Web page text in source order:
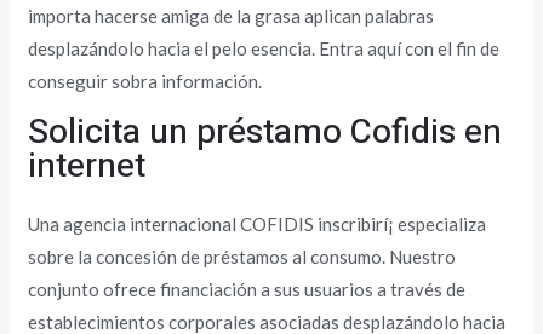
importa hacerse amiga de la grasa aplican palabras
desplazándolo hacia el pelo esencia. Entra aquí con el fin de
conseguir sobra información.
Solicita un préstamo Cofidis en
internet
Una agencia internacional COFIDIS inscribirí¡ especializa
sobre la concesión de préstamos al consumo. Nuestro
conjunto ofrece financiación a sus usuarios a través de
establecimientos corporales asociadas desplazándolo hacia